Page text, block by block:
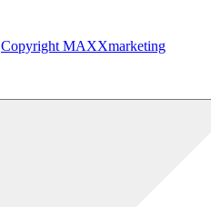
Copyright MAXXmarketing